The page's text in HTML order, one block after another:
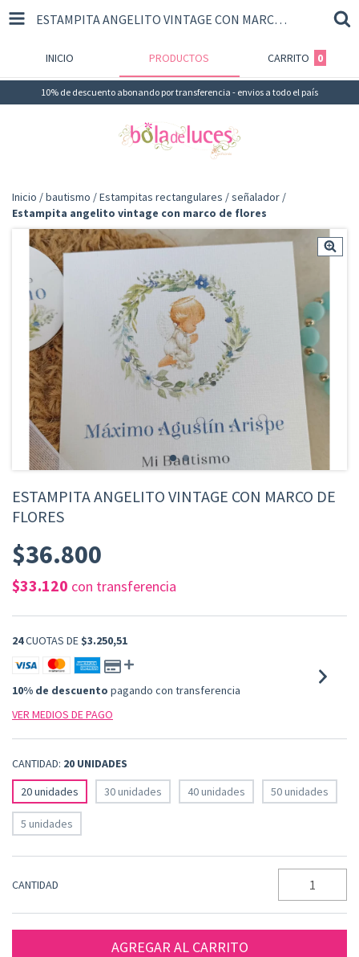
ESTAMPITA ANGELITO VINTAGE CON MARCO DE FLORES
INICIO PRODUCTOS CARRITO 0
10% de descuento abonando por transferencia - envios a todo el país
Inicio /bautismo /Estampitas rectangulares / señalador /
Estampita angelito vintage con marco de flores
ESTAMPITA ANGELITO VINTAGE CON MARCO DE
FLORES
$36.800
$33.120 con transferencia
24CUOTAS DE $3.250,51
10% de descuento pagando con transferencia
VER MEDIOS DE PAGO
CANTIDAD: 20 UNIDADES
20 unidades
30 unidades 40 unidades 50 unidades
5 unidades
CANTIDAD